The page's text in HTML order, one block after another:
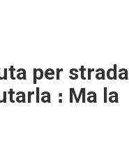
per strada
։ Ma la